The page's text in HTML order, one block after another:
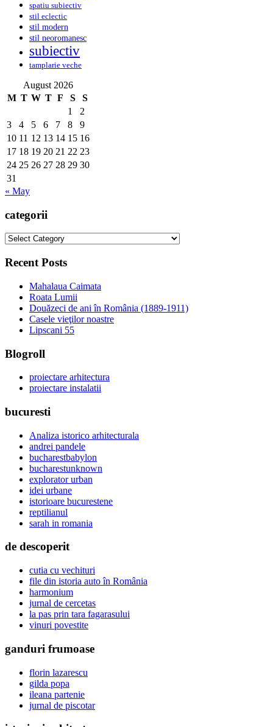
spatiu subiectiv
stil eclectic
stil modern
stil neoromanesc
subiectiv
tamplarie veche
August 2026
M T W T F S
S
1
2
3
4 5 6 7 8
9
10 11 12 13 14 15 16
17 18 19 20 21 22 23
24 25 26 27 28 29 30
31
« May
categorii
categorii
Recent Posts
Mahalaua Caimata
Roata Lumii
Douăzeci de ani în România (1889-1911)
Casele vieţilor noastre
Lipscani 55
Blogroll
proiectare arhitectura
proiectare instalatii
bucuresti
Analiza istorico arhitecturala
andrei pandele
bucharestbabylon
bucharestunknown
explorator urban
idei urbane
istorioare bucurestene
reptilianul
sarah in romania
de descoperit
cutia cu vechituri
file din istoria auto în România
harmonium
jurnal de cercetas
la pas prin tara fagarasului
vinuri povestite
ganduri frumoase
florin lazarescu
gilda popa
ileana partenie
jurnal de piscotar